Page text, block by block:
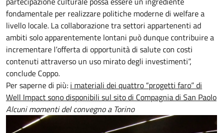
fondamentale per realizzare politiche moderne di welfare a
livello locale. La collaborazione tra settori appartenenti ad
ambiti solo apparentemente lontani può dunque contribuire a
incrementare l’offerta di opportunità di salute con costi
contenuti attraverso un uso mirato degli investimenti”,
conclude Coppo.
Per saperne di più: i materiali dei quattro “progetti faro” di
Well Impact sono disponibili sul sito di Compagnia di San Paolo
Alcuni momenti del convegno a Torino